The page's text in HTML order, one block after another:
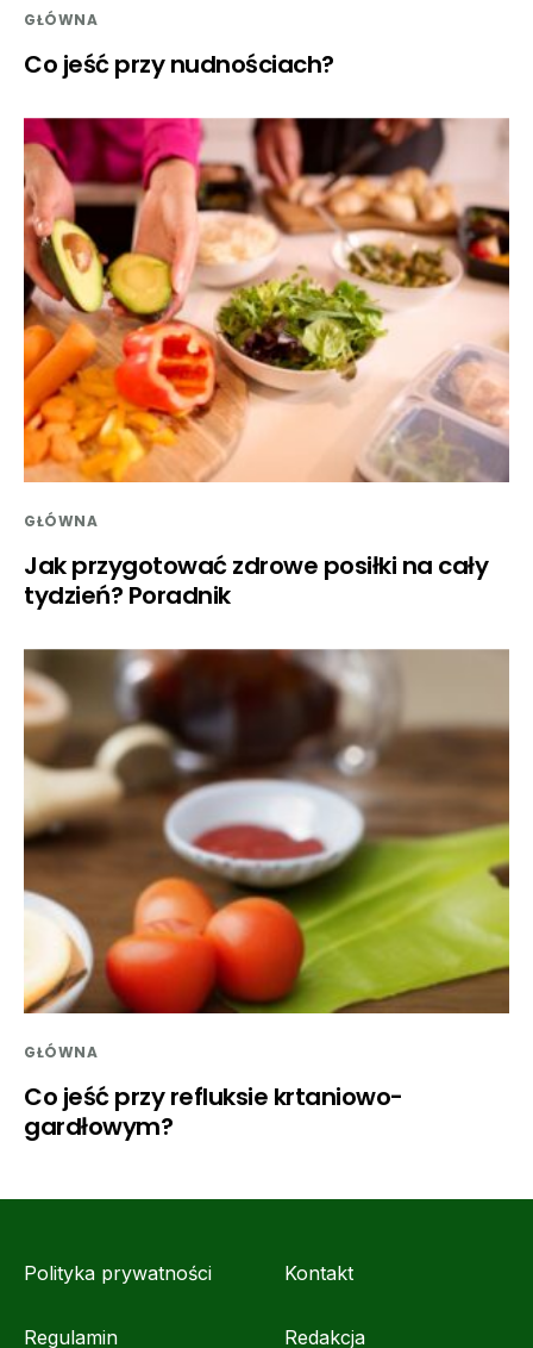
GŁÓWNA
Co jeść przy nudnościach?
GŁÓWNA
Jak przygotować zdrowe posiłki na cały
tydzień? Poradnik
GŁÓWNA
Co jeść przy refluksie krtaniowo-
gardłowym?
Polityka prywatności Kontakt
Regulamin Redakcja